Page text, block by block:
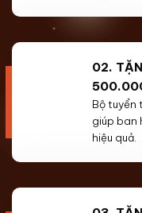
02.
Bộ tuyển
giúp ban
hiệu quả.